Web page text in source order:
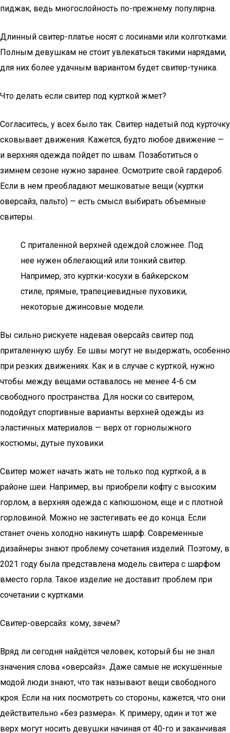
пиджак, ведь многослойность по-прежнему популярна.
Длинный свитер-платье носят с лосинами или колготками.
Полным девушкам не стоит увлекаться такими нарядами,
для них более удачным вариантом будет свитер-туника.
Что делать если свитер под курткой жмет?
Согласитесь, у всех было так. Свитер надетый под курточку
сковывает движения. Кажется, будто любое движение —
и верхняя одежда пойдет по швам. Позаботиться о
зимнем сезоне нужно заранее. Осмотрите свой гардероб.
Если в нем преобладают мешковатые вещи (куртки
оверсайз, пальто) — есть смысл выбирать объемные
свитеры.
С приталенной верхней одеждой сложнее. Под
нее нужен облегающий или тонкий свитер.
Например, это куртки-косухи в байкерском
стиле, прямые, трапециевидные пуховики,
некоторые джинсовые модели.
Вы сильно рискуете надевая оверсайз свитер под
приталенную шубу. Ее швы могут не выдержать, особенно
при резких движениях. Как и в случае с курткой, нужно
чтобы между вещами оставалось не менее 4-6 см
свободного пространства. Для носки со свитером,
подойдут спортивные варианты верхней одежды из
эластичных материалов — верх от горнолыжного
костюмы, дутые пуховики.
Свитер может начать жать не только под курткой, а в
районе шеи. Например, вы приобрели кофту с высоким
горлом, а верхняя одежда с капюшоном, еще и с плотной
горловиной. Можно не застегивать ее до конца. Если
станет очень холодно накинуть шарф. Современные
дизайнеры знают проблему сочетания изделий. Поэтому, в
2021 году была представлена модель свитера с шарфом
вместо горла. Такое изделие не доставит проблем при
сочетании с куртками.
Свитер-оверсайз: кому, зачем?
Вряд ли сегодня найдётся человек, который бы не знал
значения слова «оверсайз». Даже самые не искушённые
модой люди знают, что так называют вещи свободного
кроя. Если на них посмотреть со стороны, кажется, что они
действительно «без размера». К примеру, один и тот же
верх могут носить девушки начиная от 40-го и заканчивая